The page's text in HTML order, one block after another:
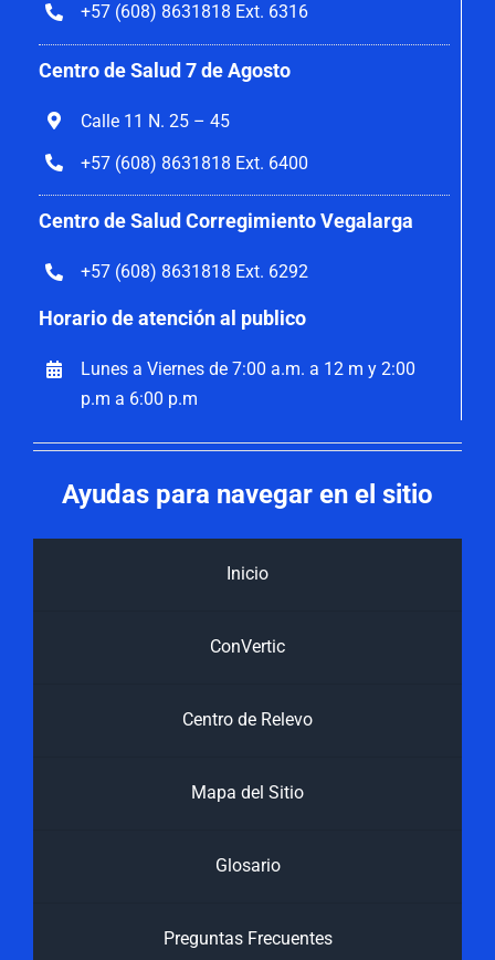
+57 (608) 8631818 Ext. 6316
Centro de Salud 7 de Agosto
Calle 11 N. 25 – 45
+57 (608) 8631818 Ext. 6400
Centro de Salud Corregimiento Vegalarga
+57 (608) 8631818 Ext. 6292
Horario de atención al publico
Lunes a Viernes de 7:00 a.m. a 12 m y 2:00
p.m a 6:00 p.m
Ayudas para navegar en el sitio
Inicio
ConVertic
Centro de Relevo
Mapa del Sitio
Glosario
Preguntas Frecuentes